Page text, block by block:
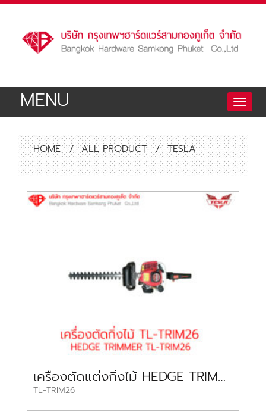
Toggle
MENU
HOME / ALL PRODUCT / TESLA
เครื่องตัดแต่งกิ่งไม้ HEDGE TRIMMER TL-TRIM26 TESLA
TL-TRIM26